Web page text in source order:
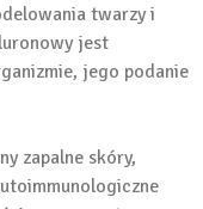
twarzy i
jest
jego podanie
zapalne skóry,